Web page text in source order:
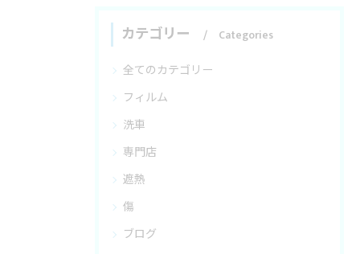
カテゴリー Categories
全てのカテゴリー
フィルム
洗車
専門店
遮熱
傷
ブログ